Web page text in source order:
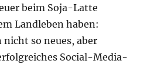
beim Soja-Latte
Landleben haben:
so neues, aber
Social-Media-